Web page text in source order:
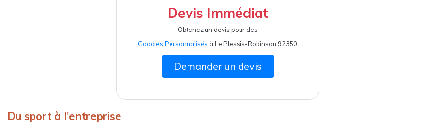
Devis Immédiat
Obtenez un devis pour des
Goodies Personnalisés à Le Plessis-Robinson 92350
Demander un devis
Du sport à l'entreprise